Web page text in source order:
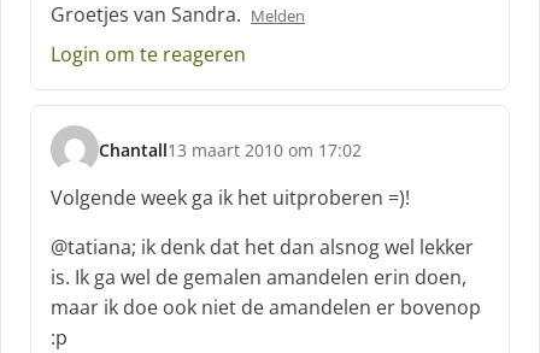
Groetjes van Sandra. Melden
Login om te reageren
Chantall
s
c
h
r
e
e
f
:
13 maart 2010 om 17:02
Volgende week ga ik het uitproberen =)!
@tatiana; ik denk dat het dan alsnog wel lekker
is. Ik ga wel de gemalen amandelen erin doen,
maar ik doe ook niet de amandelen er bovenop
:p